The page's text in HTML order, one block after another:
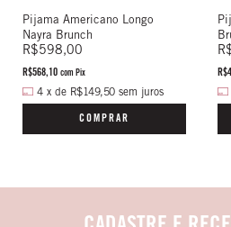
Pijama Americano Longo
Nayra Brunch
R$598,00
R$568,10 com Pix
4 x de R$149,50 sem juros
COMPRAR